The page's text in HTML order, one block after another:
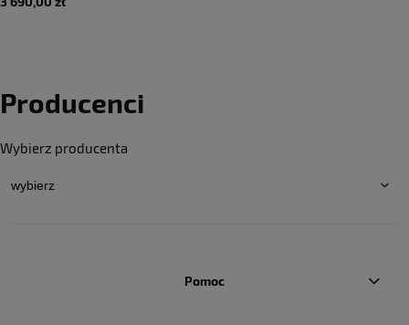
Producenci
Wybierz producenta
Pomoc